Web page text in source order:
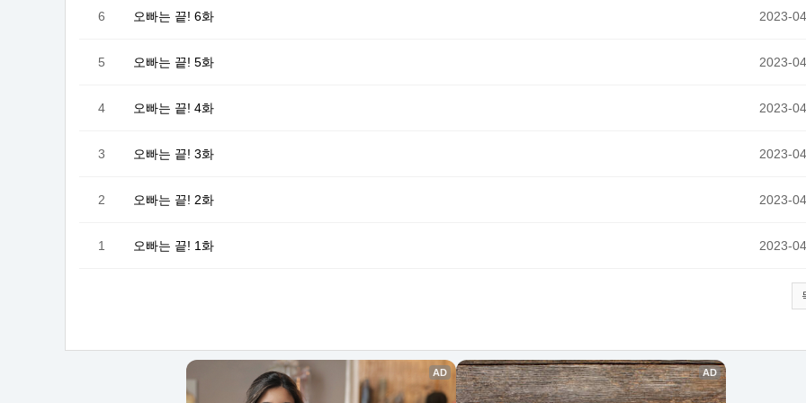
6 오빠는 끝! 6화 2023-
5 오빠는 끝! 5화 2023-
4 오빠는 끝! 4화 2023-
3 오빠는 끝! 3화 2023-
2 오빠는 끝! 2화 2023-
1 오빠는 끝! 1화 2023-